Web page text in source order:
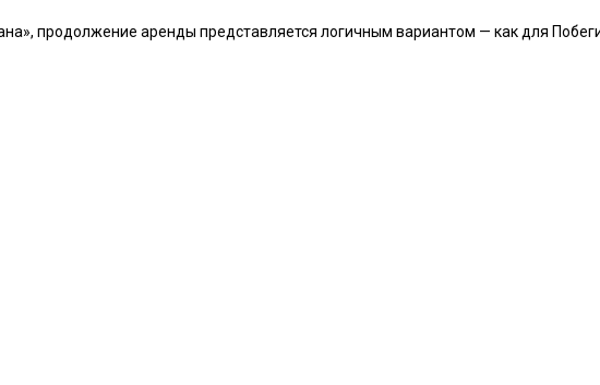
продолжение аренды представляется логичным вариантом — как для